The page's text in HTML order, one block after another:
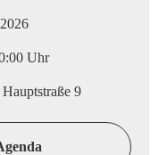
Uhr
9